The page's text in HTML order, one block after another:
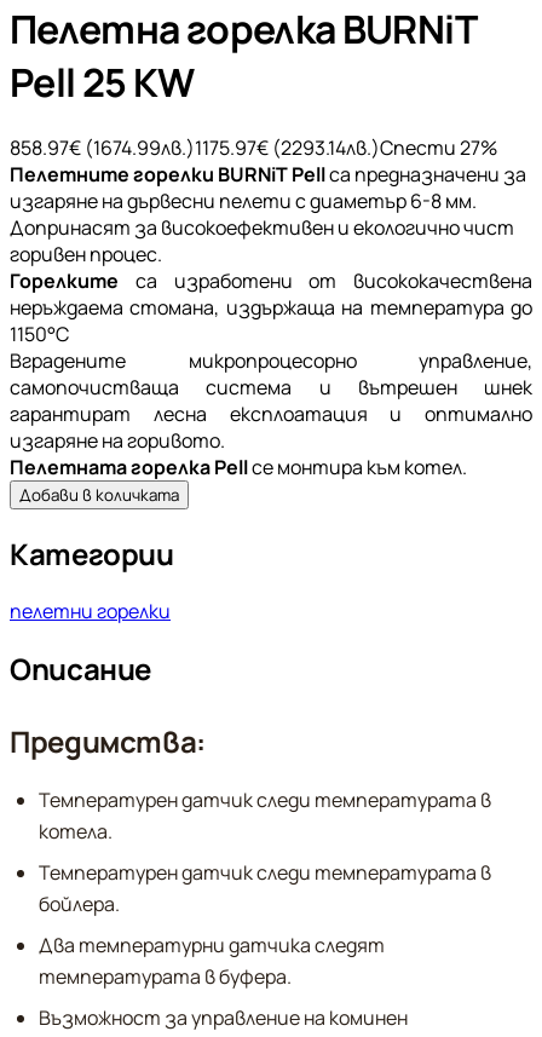
Пелетна горелка BURNiT
Pell 25 KW
858.97€ (1674.99лв.)1175.97€ (2293.14лв.)Спести27%
Пелетните горелки BURNiT Pellса предназначени за
изгаряне на дървесни пелети с диаметър 6-8 мм.
Допринасят за високоефективен и екологично чист
горивен процес.
Горелките са изработени от висококачествена
неръждаема стомана, издържаща на температура до
1150°С
Вградените микропроцесорно управление,
самопочистваща система и вътрешен шнек
гарантират лесна експлоатация и оптимално
изгаряне на горивото.
Пелетната горелка Pellсе монтира към котел.
Добави в количката
Категории
пелетни горелки
Описание
Предимства:
Температурен датчик следи температурата в
котела.
Температурен датчик следи температурата в
бойлера.
Два температурни датчика следят
температурата в буфера.
Възможност за управление на коминен